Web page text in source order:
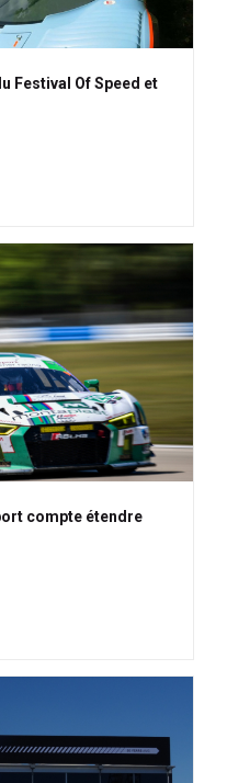
Festival Of Speed et
compte étendre